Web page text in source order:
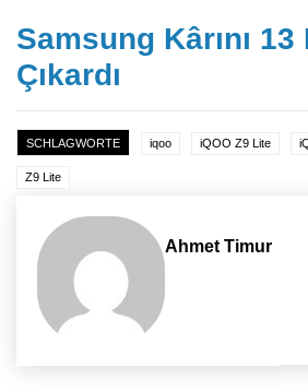
Samsung Kârını 13
Çıkardı
SCHLAGWORTE iqoo iQOO Z9 Lite
Z9 Lite
Ahmet Timur